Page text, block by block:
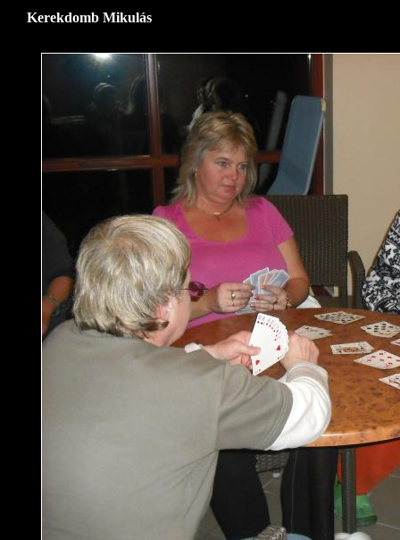
Kerekdomb Mikulás